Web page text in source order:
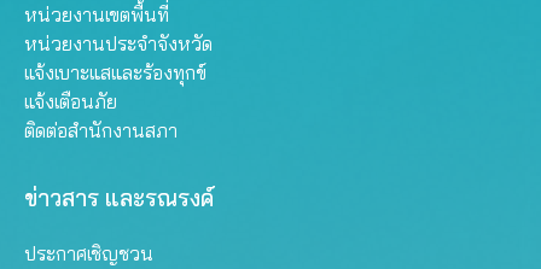
หน่วยงานเขตพื้นที่
หน่วยงานประจำจังหวัด
แจ้งเบาะแสและร้องทุกข์
แจ้งเตือนภัย
ติดต่อสำนักงานสภา
ข่าวสาร และรณรงค์
ประกาศเชิญชวน